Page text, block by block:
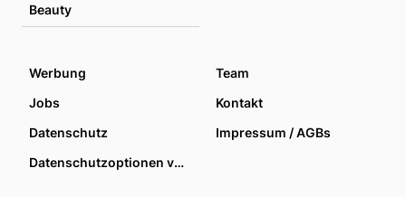
Beauty
Werbung
Team
Jobs
Kontakt
Datenschutz
Impressum / AGBs
Datenschutzoptionen verwalten